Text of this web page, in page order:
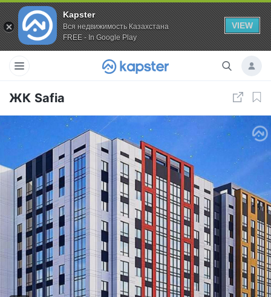
Kapster
Вся недвижимость Казахстана
FREE - In Google Play
VIEW
ЖК Safia